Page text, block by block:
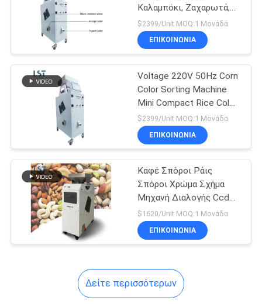
Καλαμπόκι, Ζαχαρωτά,
Φασόλια, Επιλογή
Χρώματος, Μηχανή
Διαλογής Χρώματος
$2399/Unit MOQ:1 Μονάδα
ΕΠΙΚΟΙΝΩΝΙΑ
Voltage 220V 50Hz Corn
Color Sorting Machine
Mini Compact Rice Color
Sorter High Speed Ccd
Optical Sorting
Equipment
$2399/Unit MOQ:1 Μονάδα
ΕΠΙΚΟΙΝΩΝΙΑ
Καφέ Σπόροι Ράις
Σπόροι Χρώμα Σχήμα
Μηχανή Διαλογής Ccd
Οπτική Τεχνολογία Για
Ξηρά Λαχανικά
$1620/Unit MOQ:1 Μονάδα
ΕΠΙΚΟΙΝΩΝΙΑ
Δείτε περισσότερων